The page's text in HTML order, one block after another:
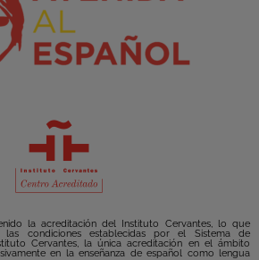
la acreditación del Instituto Cervantes, lo que
condiciones establecidas por el Sistema de
Cervantes, la única acreditación en el ámbito
en la enseñanza de español como lengua